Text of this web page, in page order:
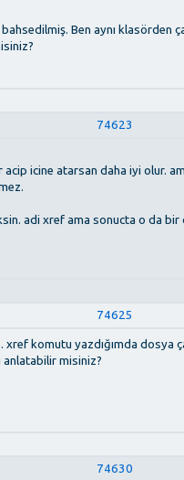
Ben aynı klasörden
74623
icine atarsan daha iyi olur.
adi xref ama sonucta o da bir
74625
komutu yazdığımda dosya
anlatabilir misiniz?
74630